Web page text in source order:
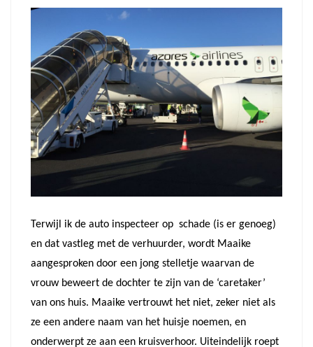
Terwijl ik de auto inspecteer op schade (is er genoeg)
en dat vastleg met de verhuurder, wordt Maaike
aangesproken door een jong stelletje waarvan de
vrouw beweert de dochter te zijn van de ‘caretaker’
van ons huis. Maaike vertrouwt het niet, zeker niet als
ze een andere naam van het huisje noemen, en
onderwerpt ze aan een kruisverhoor. Uiteindelijk roept